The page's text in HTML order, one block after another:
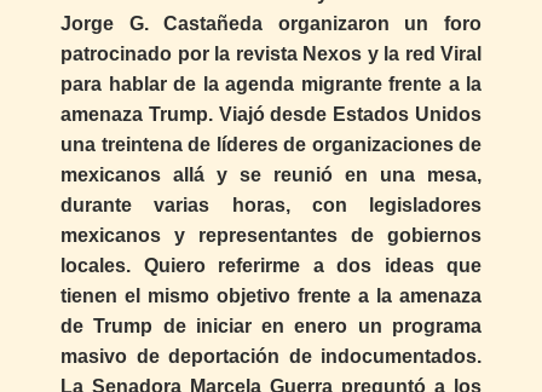
Jorge G. Castañeda organizaron un foro
patrocinado por la revista Nexos y la red Viral
para hablar de la agenda migrante frente a la
amenaza Trump. Viajó desde Estados Unidos
una treintena de líderes de organizaciones de
mexicanos allá y se reunió en una mesa,
durante varias horas, con legisladores
mexicanos y representantes de gobiernos
locales. Quiero referirme a dos ideas que
tienen el mismo objetivo frente a la amenaza
de Trump de iniciar en enero un programa
masivo de deportación de indocumentados.
La Senadora Marcela Guerra preguntó a los